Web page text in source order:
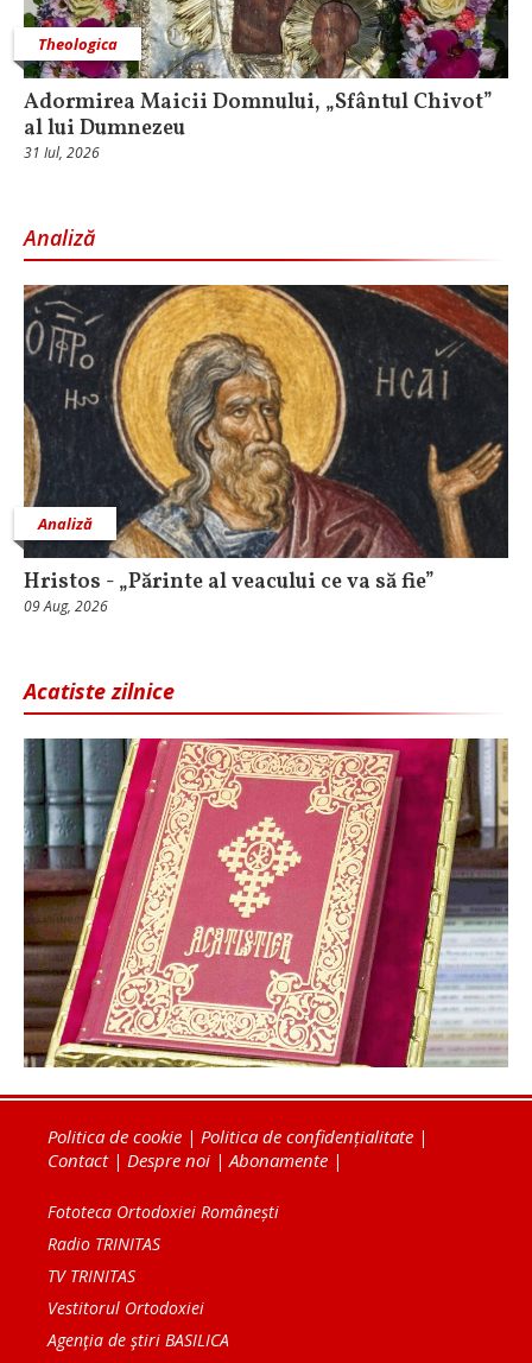
Theologica
Adormirea Maicii Domnului, „Sfântul Chivot”
al lui Dumnezeu
31 Iul, 2026
Analiză
Analiză
Hristos - „Părinte al veacului ce va să fie”
09 Aug, 2026
Acatiste zilnice
Politica de cookie | Politica de confidențialitate |
Contact| Despre noi | Abonamente |
Fototeca Ortodoxiei Românești
Radio TRINITAS
TV TRINITAS
Vestitorul Ortodoxiei
Agenţia de ştiri BASILICA